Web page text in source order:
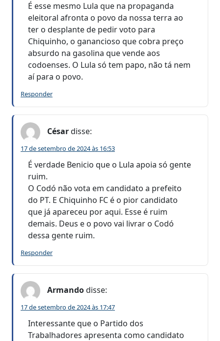
É esse mesmo Lula que na propaganda
eleitoral afronta o povo da nossa terra ao
ter o desplante de pedir voto para
Chiquinho, o ganancioso que cobra preço
absurdo na gasolina que vende aos
codoenses. O Lula só tem papo, não tá nem
aí para o povo.
Responder
Césardisse:
17 de setembro de 2024 às 16:53
É verdade Benicio que o Lula apoia só gente
ruim.
O Codó não vota em candidato a prefeito
do PT. E Chiquinho FC é o pior candidato
que já apareceu por aqui. Esse é ruim
demais. Deus e o povo vai livrar o Codó
dessa gente ruim.
Responder
Armandodisse:
17 de setembro de 2024 às 17:47
Interessante que o Partido dos
Trabalhadores apresenta como candidato